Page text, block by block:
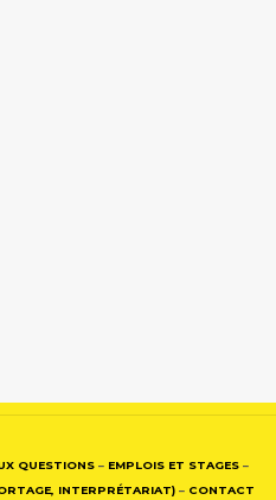
QUESTIONS – EMPLOIS ET STAGES –
INTERPRÉTARIAT) – CONTACT